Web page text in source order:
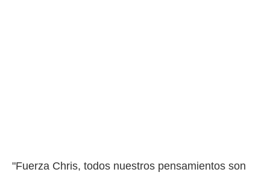
"Fuerza Chris, todos nuestros pensamientos son